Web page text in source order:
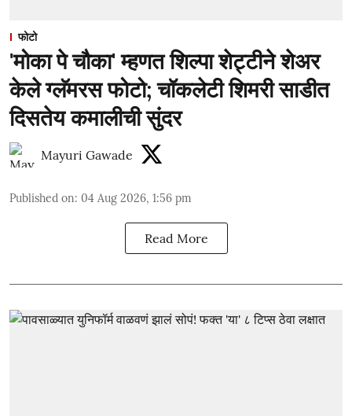
फोटो
'मोका पे चौका' म्हणत शिल्पा शेट्टीने शेअर
केले ग्लॅमरस फोटो; चॉकलेटी शिमरी साडीत
दिसतेय कमालीची सुंदर
Mayuri Gawade
Published on: 04 Aug 2026, 1:56 pm
Read More